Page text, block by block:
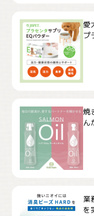
愛
プ
焼
ん
業
を